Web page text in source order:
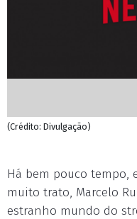
(Crédito: Divulgação)
Há bem pouco tempo,
muito trato, Marcelo
estranho mundo do